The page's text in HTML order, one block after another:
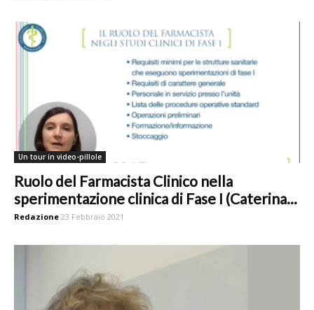
Un tour in video-pillole
Ruolo del Farmacista Clinico nella
sperimentazione clinica di Fase I (Caterina...
Redazione 23 Febbraio 2021